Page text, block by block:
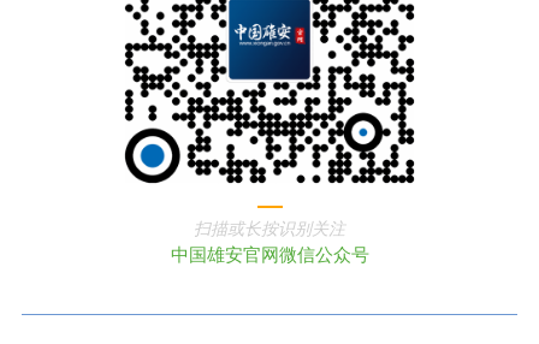
扫描或长按识别关注
中国雄安官网微信公众号